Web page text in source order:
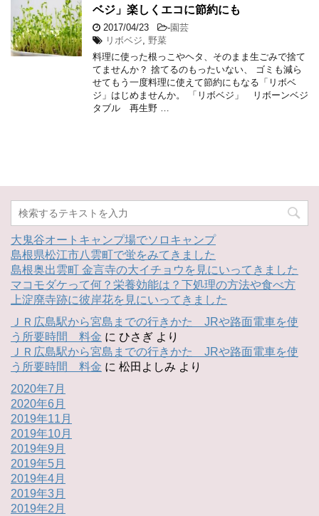
ベジ」楽しくエコに節約にも
2017/04/23 -園芸
リボベジ
野菜
料理に使った根っこやヘタ、そのまま生ごみで捨て
てませんか？ 捨てるのもったいない、 ゴミも減ら
せてもう一度料理に使えて節約にもなる「リボベ
ジ」はじめませんか。 「リボベジ」 リボーンベジ
タブル 再生野 …
大鬼谷オートキャンプ場でソロキャンプ
島根県松江市八雲町で蛍をみてきました
島根奥出雲町 金言寺の大イチョウを見にいってきました
マコモダケって何？栄養効能は？下処理の方法や食べ方
上淀廃寺跡に彼岸花を見にいってきました
ＪＲ広島駅から宮島までの行きかた JRや路面電車を使
う所要時間 料金 に ひさぎ より
ＪＲ広島駅から宮島までの行きかた JRや路面電車を使
う所要時間 料金 に 松田よしみ より
2020年7月
2020年6月
2019年11月
2019年10月
2019年9月
2019年5月
2019年4月
2019年3月
2019年2月